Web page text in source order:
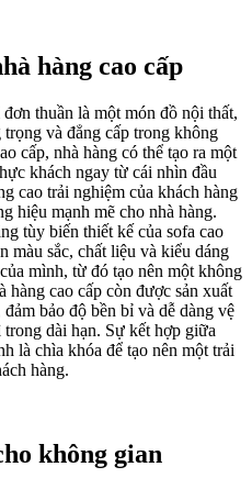
hàng cao cấp
thuần là một món đồ nội thất,
và đẳng cấp trong không
cấp, nhà hàng có thể tạo ra một
khách ngay từ cái nhìn đầu
cao trải nghiệm của khách hàng
hiệu mạnh mẽ cho nhà hàng.
tùy biến thiết kế của sofa cao
màu sắc, chất liệu và kiểu dáng
mình, từ đó tạo nên một không
hàng cao cấp còn được sản xuất
bảo độ bền bỉ và dễ dàng vệ
dài hạn. Sự kết hợp giữa
là chìa khóa để tạo nên một trải
hàng.
không gian